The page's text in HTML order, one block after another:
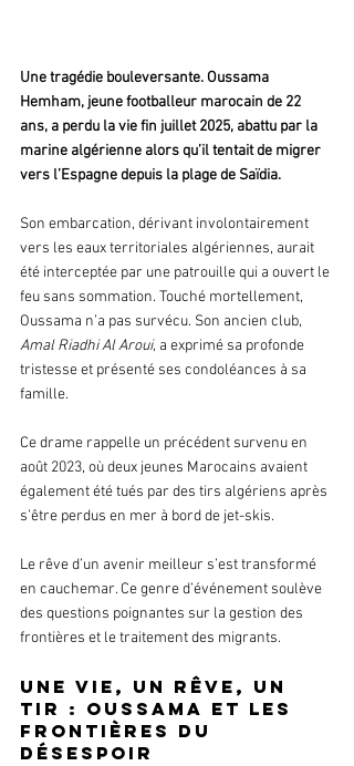
Une tragédie bouleversante. Oussama
Hemham, jeune footballeur marocain de 22
ans, a perdu la vie fin juillet 2025, abattu par la
marine algérienne alors qu’il tentait de migrer
vers l’Espagne depuis la plage de Saïdia.
Son embarcation, dérivant involontairement
vers les eaux territoriales algériennes, aurait
été interceptée par une patrouille qui a ouvert le
feu sans sommation. Touché mortellement,
Oussama n’a pas survécu. Son ancien club,
Amal Riadhi Al Aroui, a exprimé sa profonde
tristesse et présenté ses condoléances à sa
famille.
Ce drame rappelle un précédent survenu en
août 2023, où deux jeunes Marocains avaient
également été tués par des tirs algériens après
s’être perdus en mer à bord de jet-skis.
Le rêve d’un avenir meilleur s’est transformé
en cauchemar. Ce genre d’événement soulève
des questions poignantes sur la gestion des
frontières et le traitement des migrants.
Une vie, un rêve, un
tir : Oussama et les
frontières du
désespoir